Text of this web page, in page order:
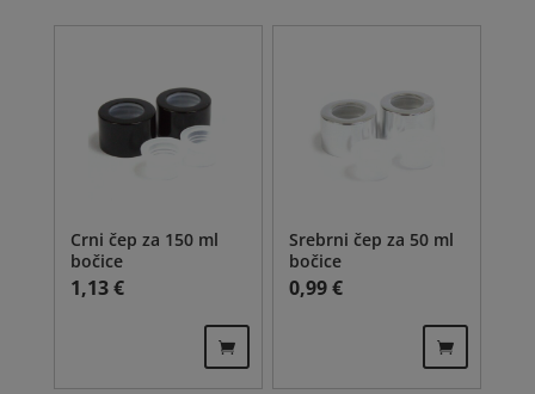
Crni čep za 150 ml
bočice
1,13€
Srebrni čep za 50 ml
bočice
0,99€